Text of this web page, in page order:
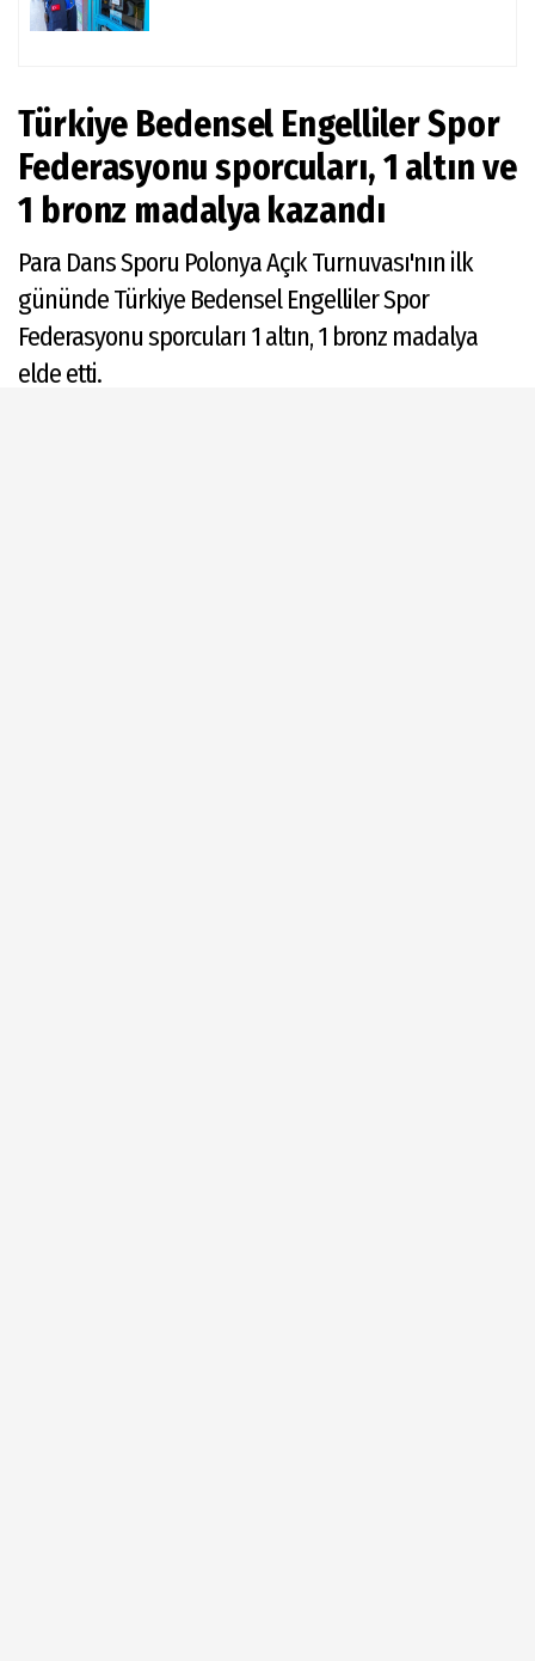
Türkiye Bedensel Engelliler Spor
Federasyonu sporcuları, 1 altın ve
1 bronz madalya kazandı
Para Dans Sporu Polonya Açık Turnuvası'nın ilk
gününde Türkiye Bedensel Engelliler Spor
Federasyonu sporcuları 1 altın, 1 bronz madalya
elde etti.